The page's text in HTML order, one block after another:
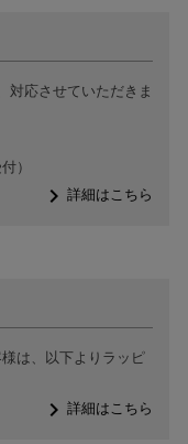
対応させていただきま
）
navigate_next詳細はこちら
は、以下よりラッピ
navigate_next詳細はこちら